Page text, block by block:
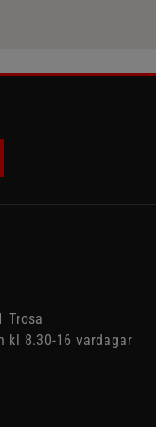
Trosa
kl 8.30-16 vardagar